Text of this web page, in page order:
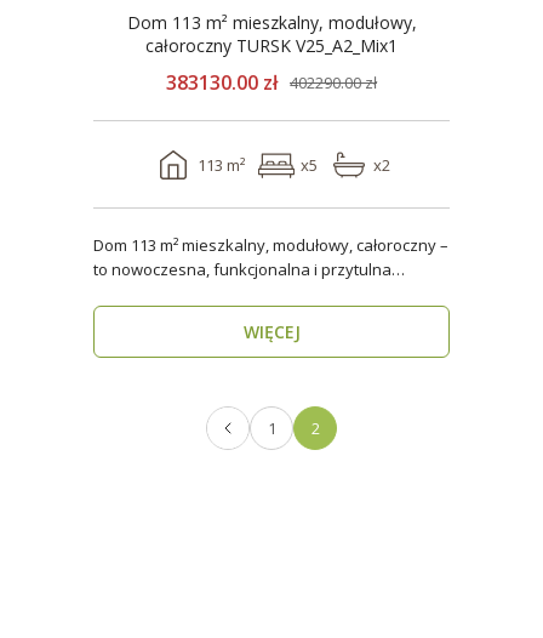
Dom 113 m² mieszkalny, modułowy,
całoroczny TURSK V25_A2_Mix1
383130.00 zł 402290.00 zł
113 m² x5 x2
Dom 113 m² mieszkalny, modułowy, całoroczny –
to nowoczesna, funkcjonalna i przytulna
WIĘCEJ
1 2